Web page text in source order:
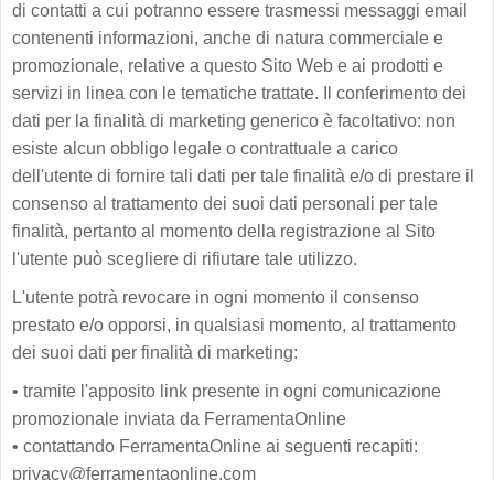
di contatti a cui potranno essere trasmessi messaggi email
contenenti informazioni, anche di natura commerciale e
promozionale, relative a questo Sito Web e ai prodotti e
servizi in linea con le tematiche trattate. Il conferimento dei
dati per la finalità di marketing generico è facoltativo: non
esiste alcun obbligo legale o contrattuale a carico
dell'utente di fornire tali dati per tale finalità e/o di prestare il
consenso al trattamento dei suoi dati personali per tale
finalità, pertanto al momento della registrazione al Sito
l'utente può scegliere di rifiutare tale utilizzo.
L'utente potrà revocare in ogni momento il consenso
prestato e/o opporsi, in qualsiasi momento, al trattamento
dei suoi dati per finalità di marketing:
• tramite l'apposito link presente in ogni comunicazione
promozionale inviata da FerramentaOnline
• contattando FerramentaOnline ai seguenti recapiti:
privacy@ferramentaonline.com